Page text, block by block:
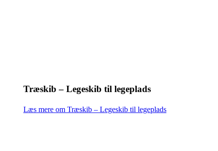
Træskib – Legeskib til legeplads
Læs mere om Træskib – Legeskib til legeplads